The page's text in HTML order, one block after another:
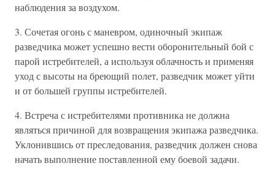
наблюдения за воздухом.
3. Сочетая огонь с маневром, одиночный экипаж
разведчика может успешно вести оборонительный бой с
парой истребителей, а используя облачность и применяя
уход с высоты на бреющий полет, разведчик может уйти
и от большей группы истребителей.
4. Встреча с истребителями противника не должна
являться причиной для возвращения экипажа разведчика.
Уклонившись от преследования, разведчик должен снова
начать выполнение поставленной ему боевой задачи.